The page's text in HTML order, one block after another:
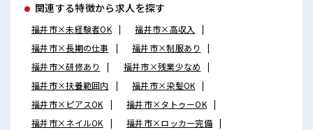
関連する特徴から求人を探す
福井市×未経験者OK
福井市×高収入
福井市×長期の仕事
福井市×制服あり
福井市×研修あり
福井市×残業少なめ
福井市×扶養範囲内
福井市×染髪OK
福井市×ピアスOK
福井市×タトゥーOK
福井市×ネイルOK
福井市×ロッカー完備